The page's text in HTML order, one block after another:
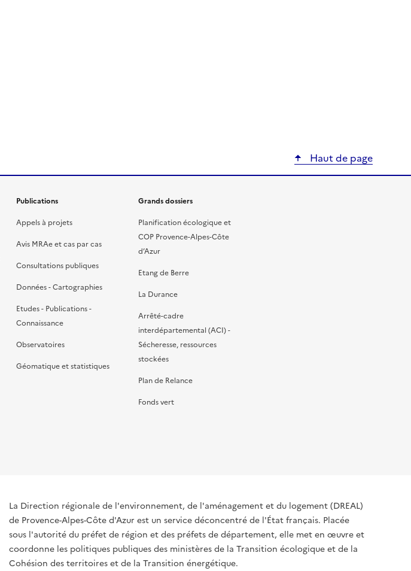
Haut de page
Publications
Appels à projets
Avis MRAe et cas par cas
Consultations publiques
Données - Cartographies
Etudes - Publications -
Connaissance
Observatoires
Géomatique et statistiques
Grands dossiers
Planification écologique et
COP Provence-Alpes-Côte
d’Azur
Etang de Berre
La Durance
Arrêté-cadre
interdépartemental (ACI) -
Sécheresse, ressources
stockées
Plan de Relance
Fonds vert
La Direction régionale de l'environnement, de l'aménagement et du logement (DREAL)
de Provence-Alpes-Côte d'Azur est un service déconcentré de l'État français. Placée
sous l'autorité du préfet de région et des préfets de département, elle met en œuvre et
coordonne les politiques publiques des ministères de la Transition écologique et de la
Cohésion des territoires et de la Transition énergétique.